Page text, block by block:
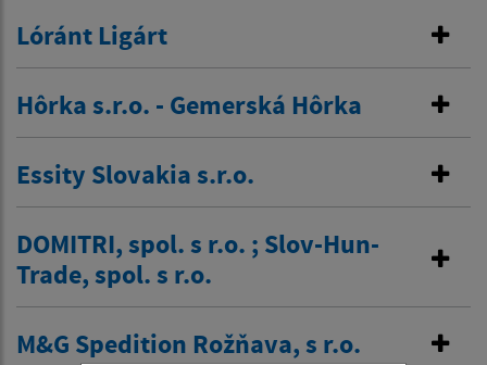
Lóránt Ligárt
Hôrka s.r.o. - Gemerská Hôrka
Essity Slovakia s.r.o.
DOMITRI, spol. s r.o. ; Slov-Hun-
Trade, spol. s r.o.
M&G Spedition Rožňava, s r.o.